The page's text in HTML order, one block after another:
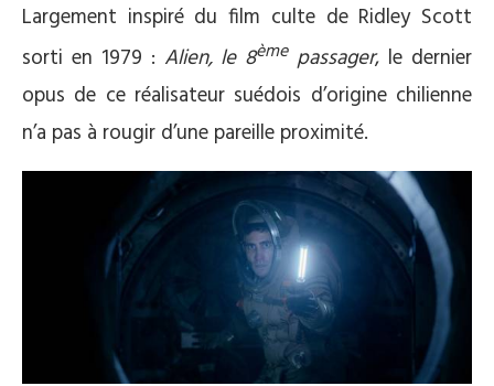
Largement inspiré du film culte de Ridley Scott
sorti en 1979 : Alien, le 8èmepassager, le dernier
opus de ce réalisateur suédois d’origine chilienne
n’a pas à rougir d’une pareille proximité.